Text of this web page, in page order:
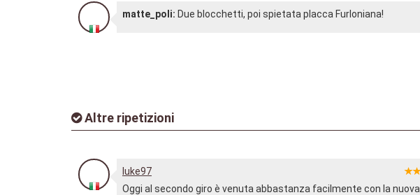
matte_poli: Due blocchetti, poi spietata placca Furloniana!
Altre ripetizioni
luke97
Oggi al secondo giro è venuta abbastanza facilmente con la nuova